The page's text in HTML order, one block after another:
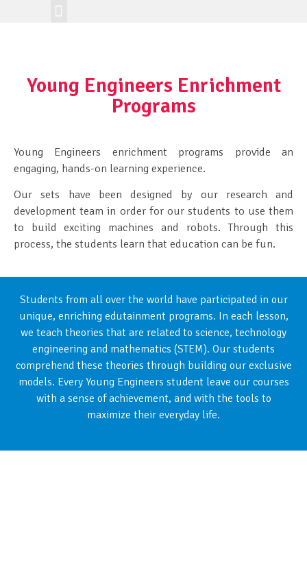
Young Engineers Enrichment
Programs
Young Engineers enrichment programs provide an
engaging, hands-on learning experience.
Our sets have been designed by our research and
development team in order for our students to use them
to build exciting machines and robots. Through this
process, the students learn that education can be fun.
Students from all over the world have participated in our
unique, enriching edutainment programs. In each lesson,
we teach theories that are related to science, technology
engineering and mathematics (STEM). Our students
comprehend these theories through building our exclusive
models. Every Young Engineers student leave our courses
with a sense of achievement, and with the tools to
maximize their everyday life.